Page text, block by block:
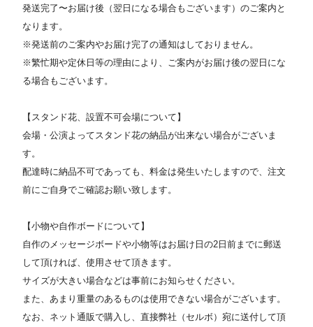
発送完了〜お届け後（翌日になる場合もございます）のご案内と
なります。
※発送前のご案内やお届け完了の通知はしておりません。
※繁忙期や定休日等の理由により、ご案内がお届け後の翌日にな
る場合もございます。
【スタンド花、設置不可会場について】
会場・公演よってスタンド花の納品が出来ない場合がございま
す。
配達時に納品不可であっても、料金は発生いたしますので、注文
前にご自身でご確認お願い致します。
【小物や自作ボードについて】
自作のメッセージボードや小物等はお届け日の2日前までに郵送
して頂ければ、使用させて頂きます。
サイズが大きい場合などは事前にお知らせください。
また、あまり重量のあるものは使用できない場合がございます。
なお、ネット通販で購入し、直接弊社（セルボ）宛に送付して頂